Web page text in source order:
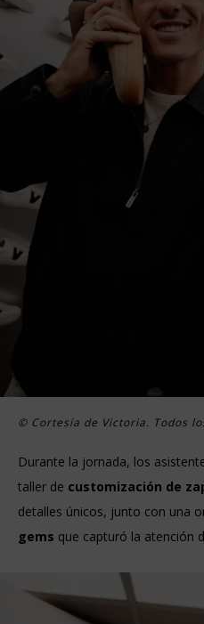
© Cortesía de Victoria. Todos
Durante la jornada, los
taller de customización de
detalles únicos, junto con una
gems que capturó la atención